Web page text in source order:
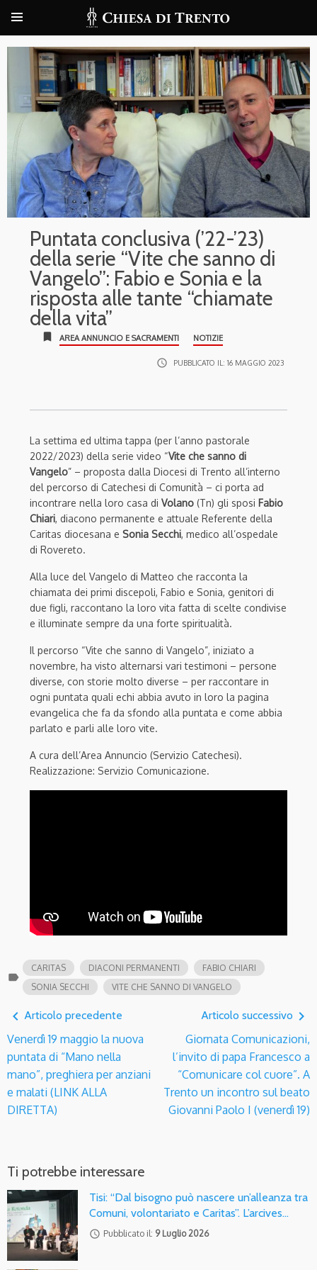
Puntata conclusiva (’22-’23)
della serie “Vite che sanno di
Vangelo”: Fabio e Sonia e la
risposta alle tante “chiamate
della vita”
bookmark AREA ANNUNCIO E SACRAMENTI NOTIZIE
access_time PUBBLICATO IL: 16 MAGGIO 2023
La settima ed ultima tappa (per l’anno pastorale
2022/2023) della serie video “Vite che sanno di
Vangelo” – proposta dalla Diocesi di Trento all’interno
del percorso di Catechesi di Comunità – ci porta ad
incontrare nella loro casa di Volano (Tn) gli sposi Fabio
Chiari, diacono permanente e attuale Referente della
Caritas diocesana e Sonia Secchi, medico all’ospedale
di Rovereto.
Alla luce del Vangelo di Matteo che racconta la
chiamata dei primi discepoli, Fabio e Sonia, genitori di
due figli, raccontano la loro vita fatta di scelte condivise
e illuminate sempre da una forte spiritualità.
Il percorso “Vite che sanno di Vangelo”, iniziato a
novembre, ha visto alternarsi vari testimoni – persone
diverse, con storie molto diverse – per raccontare in
ogni puntata quali echi abbia avuto in loro la pagina
evangelica che fa da sfondo alla puntata e come abbia
parlato e parli alle loro vite.
A cura dell’Area Annuncio (Servizio Catechesi).
Realizzazione: Servizio Comunicazione.
label
CARITAS DIACONI PERMANENTI
FABIO CHIARI
SONIA SECCHI
VITE CHE SANNO DI VANGELO
navigate_before Articolo precedente
Venerdì 19 maggio la nuova
puntata di “Mano nella
mano”, preghiera per anziani
e malati (LINK ALLA
DIRETTA)
Articolo successivo navigate_next
Giornata Comunicazioni,
l’invito di papa Francesco a
“Comunicare col cuore”. A
Trento un incontro sul beato
Giovanni Paolo I (venerdì 19)
Ti potrebbe interessare
Tisi: “Dal bisogno può nascere un’alleanza tra
Comuni, volontariato e Caritas”. L’arcives…
access_time Pubblicato il: 9 Luglio 2026